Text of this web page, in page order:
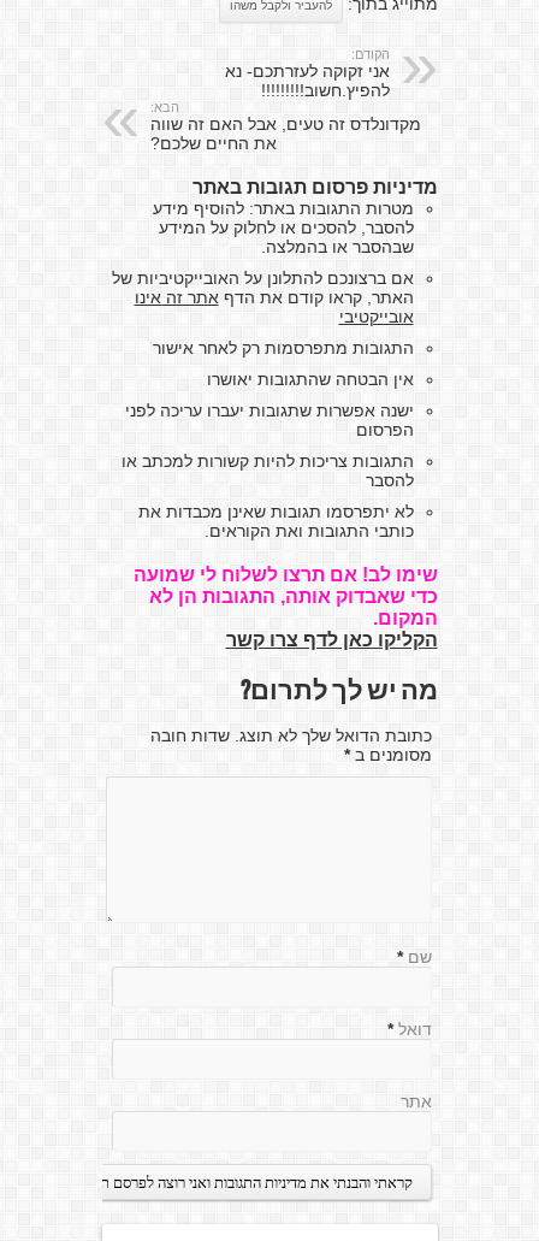
להעביר ולקבל משהו
הקודם:
אני זקוקה לעזרתכם- נא
להפיץ.חשוב!!!!!!!!!
הבא:
מקדונלדס זה טעים, אבל האם זה שווה
את החיים שלכם?
מדיניות פרסום תגובות באתר
מטרות התגובות באתר: להוסיף מידע
להסבר, להסכים או לחלוק על המידע
שבהסבר או בהמלצה.
אם ברצונכם להתלונן על האובייקטיביות של
האתר, קראו קודם את הדףאתר זה אינו
אובייקטיבי
התגובות מתפרסמות רק לאחר אישור
אין הבטחה שהתגובות יאושרו
ישנה אפשרות שתגובות יעברו עריכה לפני
הפרסום
התגובות צריכות להיות קשורות למכתב או
להסבר
לא יתפרסמו תגובות שאינן מכבדות את
כותבי התגובות ואת הקוראים.
שימו לב! אם תרצו לשלוח לי שמועה
כדי שאבדוק אותה, התגובות הן לא
המקום.
הקליקו כאן לדף צרו קשר
מה יש לך לתרום?
כתובת הדואל שלך לא תוצג. שדות חובה
מסומנים ב*
שם *
דואל *
אתר